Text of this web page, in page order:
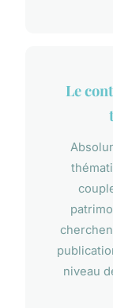
Le
niveau